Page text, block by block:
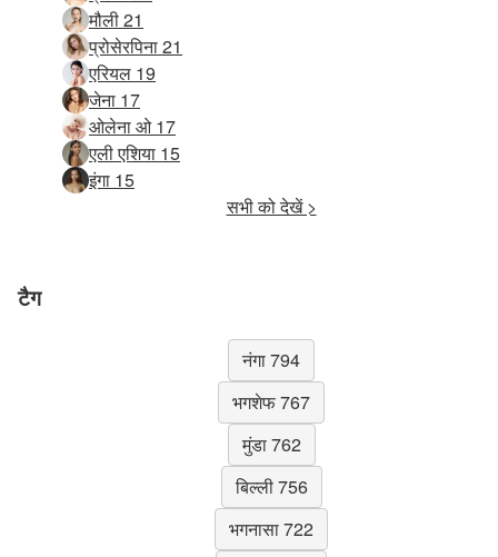
मौली 21
प्रोसेरपिना 21
एरियल 19
जेना 17
ओलेना ओ 17
एली एशिया 15
इंगा 15
सभी को देखें >
टैग
नंगा 794
भगशेफ 767
मुंडा 762
बिल्ली 756
भगनासा 722